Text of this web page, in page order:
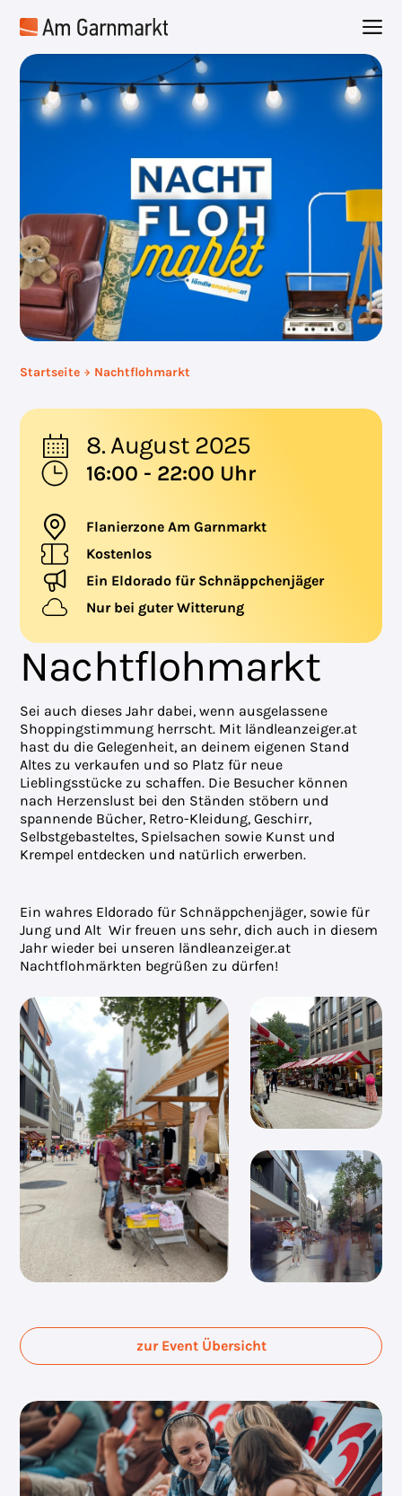
Inhalt
Startseite Nachtflohmarkt
8. August 2025
16:00 - 22:00 Uhr
Flanierzone Am Garnmarkt
Kostenlos
Ein Eldorado für Schnäppchenjäger
Nur bei guter Witterung
Nachtflohmarkt
Sei auch dieses Jahr dabei, wenn ausgelassene
Shoppingstimmung herrscht. Mit ländleanzeiger.at
hast du die Gelegenheit, an deinem eigenen Stand
Altes zu verkaufen und so Platz für neue
Lieblingsstücke zu schaffen. Die Besucher können
nach Herzenslust bei den Ständen stöbern und
spannende Bücher, Retro-Kleidung, Geschirr,
Selbstgebasteltes, Spielsachen sowie Kunst und
Krempel entdecken und natürlich erwerben.
Ein wahres Eldorado für Schnäppchenjäger, sowie für
Jung und Alt Wir freuen uns sehr, dich auch in diesem
Jahr wieder bei unseren ländleanzeiger.at
Nachtflohmärkten begrüßen zu dürfen!
zur Event Übersicht